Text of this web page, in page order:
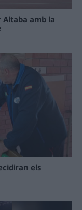
Altaba amb la
els